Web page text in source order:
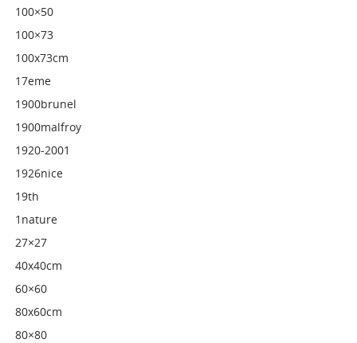
100×50
100×73
100x73cm
17eme
1900brunel
1900malfroy
1920-2001
1926nice
19th
1nature
27×27
40x40cm
60×60
80x60cm
80×80